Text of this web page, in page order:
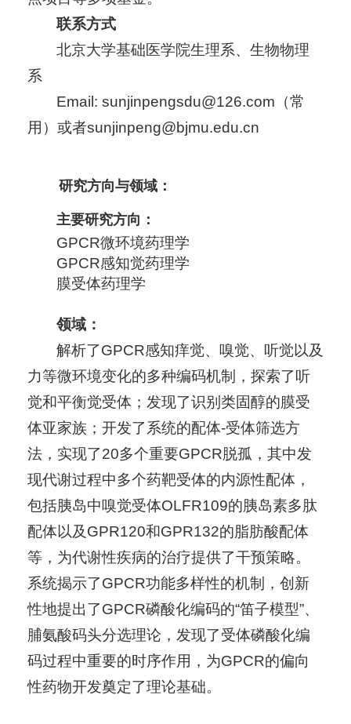
联系方式
北京大学基础医学院生理系、生物物理
系
Email: sunjinpengsdu@126.com（常
用）或者sunjinpeng@bjmu.edu.cn
研究方向与领域：
主要研究方向：
GPCR微环境药理学
GPCR感知觉药理学
膜受体药理学
领域：
解析了GPCR感知痒觉、嗅觉、听觉以及
力等微环境变化的多种编码机制，探索了听
觉和平衡觉受体；发现了识别类固醇的膜受
体亚家族；开发了系统的配体-受体筛选方
法，实现了20多个重要GPCR脱孤，其中发
现代谢过程中多个药靶受体的内源性配体，
包括胰岛中嗅觉受体OLFR109的胰岛素多肽
配体以及GPR120和GPR132的脂肪酸配体
等，为代谢性疾病的治疗提供了干预策略。
系统揭示了GPCR功能多样性的机制，创新
性地提出了GPCR磷酸化编码的“笛子模型”、
脯氨酸码头分选理论，发现了受体磷酸化编
码过程中重要的时序作用，为GPCR的偏向
性药物开发奠定了理论基础。